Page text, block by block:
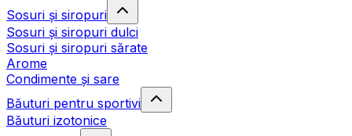
Sosuri și siropuri
Sosuri și siropuri dulci
Sosuri și siropuri sărate
Arome
Condimente și sare
Băuturi pentru sportivi
Băuturi izotonice